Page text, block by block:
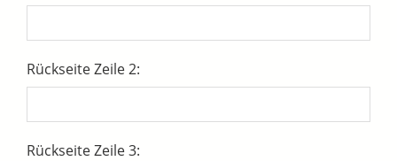
Rückseite Zeile 2:
Rückseite Zeile 3: